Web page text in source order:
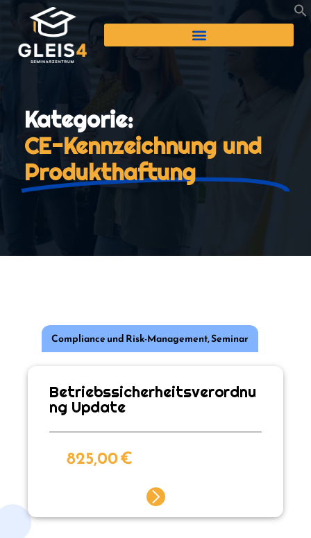
Kategorie:
CE-Kennzeichnung und
Produkthaftung
Compliance und Risk-Management,Seminar
Betriebssicherheitsverordnu
ng Update
825,00€